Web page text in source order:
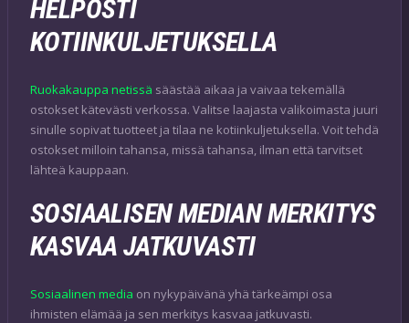
HELPOSTI
KOTIINKULJETUKSELLA
Ruokakauppa netissä säästää aikaa ja vaivaa tekemällä
ostokset kätevästi verkossa. Valitse laajasta valikoimasta juuri
sinulle sopivat tuotteet ja tilaa ne kotiinkuljetuksella. Voit tehdä
ostokset milloin tahansa, missä tahansa, ilman että tarvitset
lähteä kauppaan.
SOSIAALISEN MEDIAN MERKITYS
KASVAA JATKUVASTI
Sosiaalinen media on nykypäivänä yhä tärkeämpi osa
ihmisten elämää ja sen merkitys kasvaa jatkuvasti.